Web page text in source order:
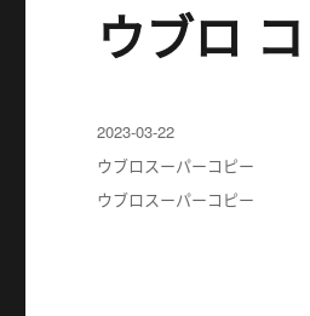
ウブロ
发
布
于
2023-03-22
分
类
ウブロスーパーコピー
标
ウブロスーパーコピー